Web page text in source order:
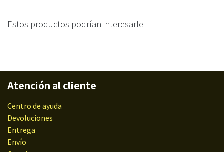
Estos productos podrían interesarle
Atención al cliente
Centro de ayuda
Devoluciones
Entrega
Envío